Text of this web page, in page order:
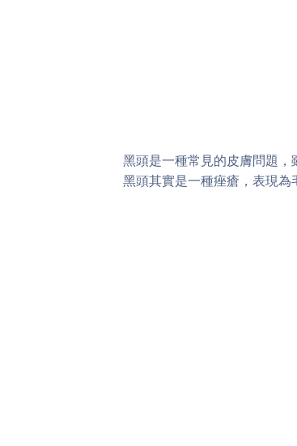
黑頭是一種常見的皮膚問題，
黑頭其實是一種痤瘡，表現